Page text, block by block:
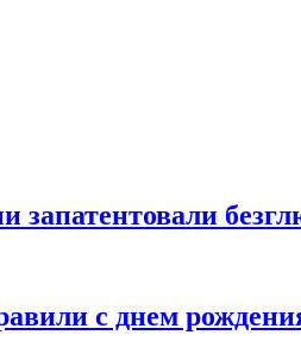
запатентовали
с днем